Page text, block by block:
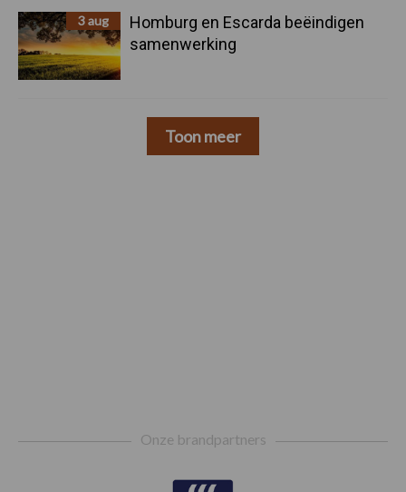
3 aug
Homburg en Escarda beëindigen
samenwerking
Toon meer
Onze brandpartners